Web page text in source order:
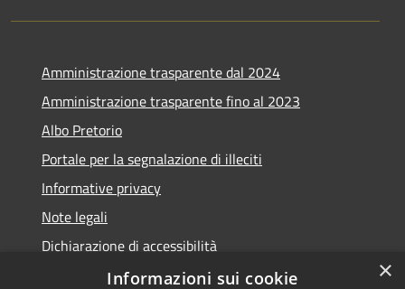
Amministrazione trasparente dal 2024
Amministrazione trasparente fino al 2023
Albo Pretorio
Portale per la segnalazione di illeciti
Informative privacy
Note legali
Dichiarazione di accessibilità
Segnalazioni di inaccessibilità
×
Informazioni sui cookie